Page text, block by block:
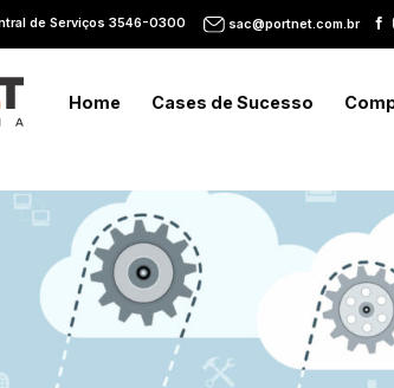
de Serviços 3546-0300 sac@portnet.com.br
Home Cases de Sucesso